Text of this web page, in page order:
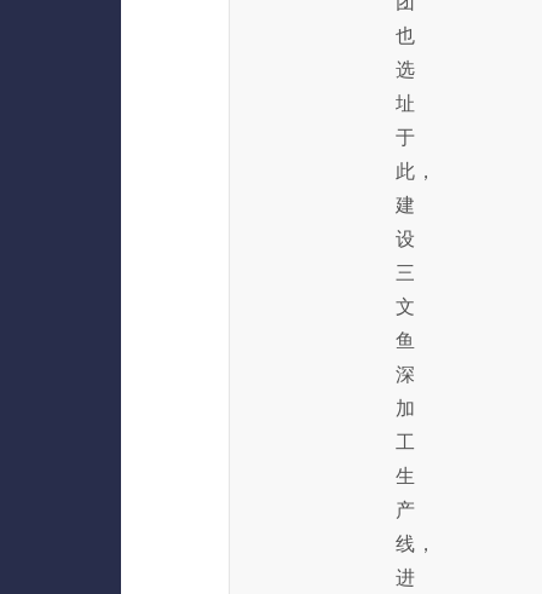
也
选
址
于
此，
建
设
三
文
鱼
深
加
工
生
产
线，
进